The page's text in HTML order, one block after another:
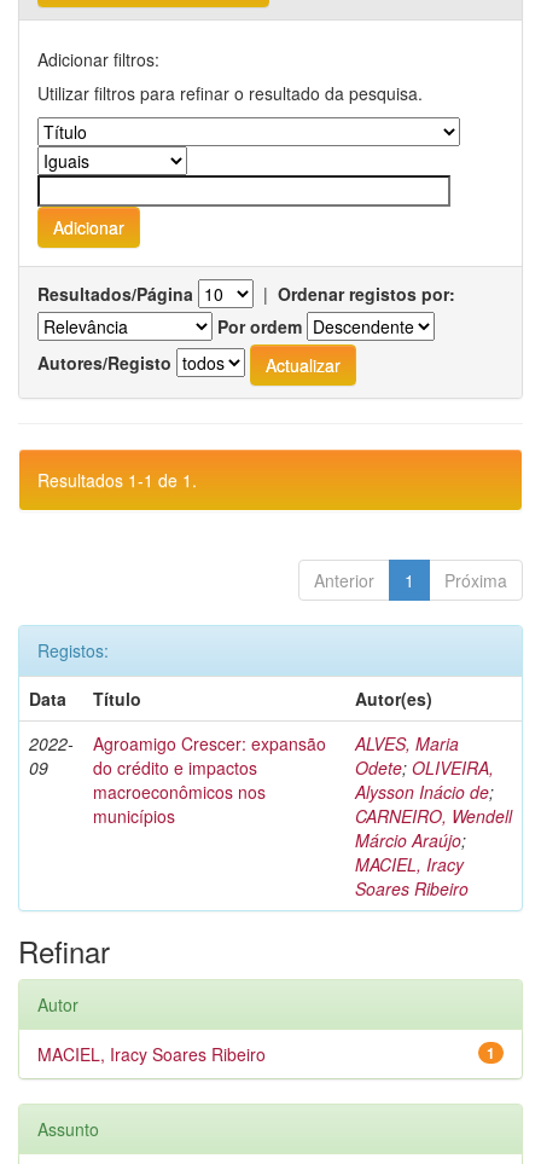
Adicionar filtros:
Utilizar filtros para refinar o resultado da pesquisa.
Resultados/Página | Ordenar registos por:
Por ordem
Autores/Registo
Resultados 1-1 de 1.
Anterior 1 Próxima
Registos:
Data
Título
Autor(es)
2022-
09
Agroamigo Crescer: expansão
do crédito e impactos
macroeconômicos nos
municípios
ALVES, Maria
Odete; OLIVEIRA,
Alysson Inácio de;
CARNEIRO, Wendell
Márcio Araújo;
MACIEL, Iracy
Soares Ribeiro
Refinar
Autor
1
MACIEL, Iracy Soares Ribeiro
Assunto